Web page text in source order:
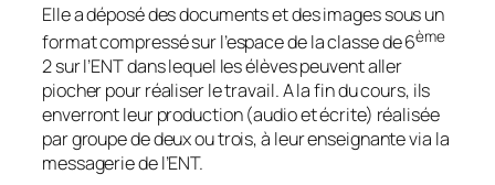
Elle a déposé des documents et des images sous un
format compressé sur l’espace de la classe de 6ème
2 sur l’ENT dans lequel les élèves peuvent aller
piocher pour réaliser le travail. A la fin du cours, ils
enverront leur production (audio et écrite) réalisée
par groupe de deux ou trois, à leur enseignante via la
messagerie de l’ENT.